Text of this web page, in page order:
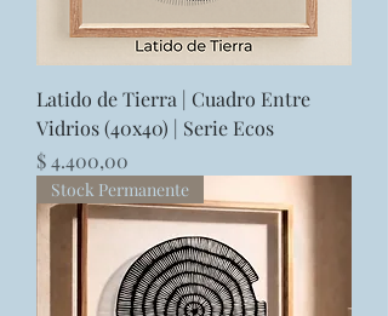
Latido de Tierra | Cuadro Entre
Vidrios (40x40) | Serie Ecos
Precio
$ 4.400,00
Stock Permanente